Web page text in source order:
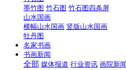
墨竹图 竹石图 竹石图四条屏
山水国画
横幅山水国画 竖版山水国画
牡丹图
名家书画
书画新闻
全部 媒体报道 行业资讯 画院新闻